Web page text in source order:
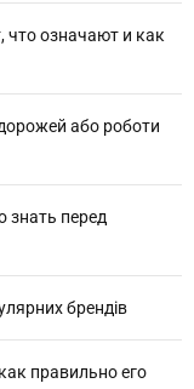
означают и как
або роботи
знать перед
брендів
правильно его